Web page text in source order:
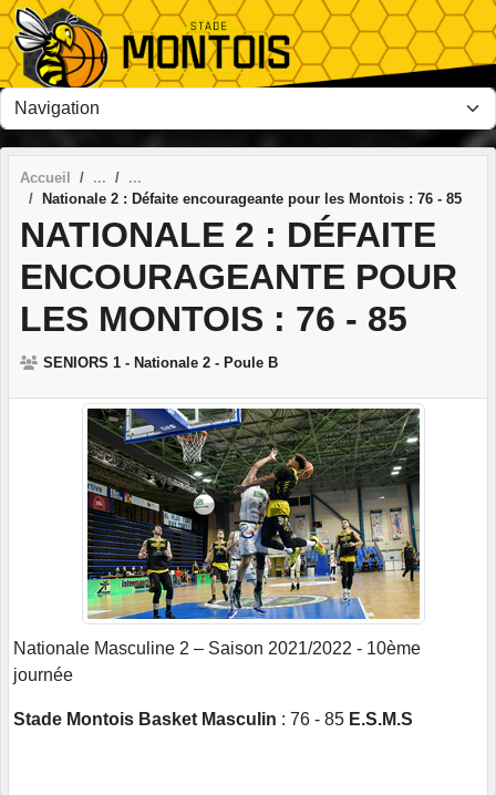
Accueil
Nationale 2 : Défaite encourageante pour les Montois : 76 - 85
NATIONALE 2 : DÉFAITE
ENCOURAGEANTE POUR
LES MONTOIS : 76 - 85
SENIORS 1 - Nationale 2 - Poule B
Nationale Masculine 2 – Saison 2021/2022 - 10ème
journée
Stade Montois Basket Masculin : 76 - 85 E.S.M.S
Panneau de gestion des cookies